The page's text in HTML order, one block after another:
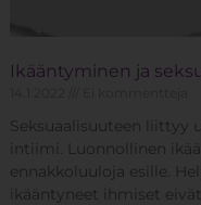
Ikääntyminen ja
Seksuaalisuuteen liittyy
intiimi. Luonnollinen
ennakkoluuloja esille.
ikääntyneet ihmiset